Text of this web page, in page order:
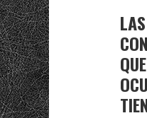
LAS